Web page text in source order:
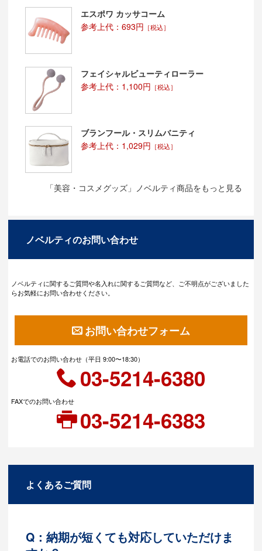
エスポワ カッサコーム
参考上代：693円 ［税込］
フェイシャルビューティローラー
参考上代：1,100円 ［税込］
ブランフール・スリムバニティ
参考上代：1,029円 ［税込］
「美容・コスメグッズ」ノベルティ商品をもっと見る
ノベルティのお問い合わせ
ノベルティに関するご質問や名入れに関するご質問など、ご不明点がございました
らお気軽にお問い合わせください。
お問い合わせフォーム
お電話でのお問い合わせ（平日 9:00〜18:30）
03-5214-6380
FAXでのお問い合わせ
03-5214-6383
よくあるご質問
Q：納期が短くても対応していただけま